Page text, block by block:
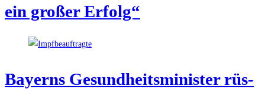
ein gro­ßer Erfolg“
Bay­erns Gesund­heits­mi­nis­ter rüs­